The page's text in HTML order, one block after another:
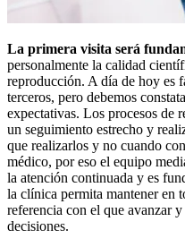
La primera visita será
personalmente la calidad
reproducción. A día de hoy es
terceros, pero debemos
expectativas. Los procesos de
un seguimiento estrecho y
que realizarlos y no cuando
médico, por eso el equipo
la atención continuada y es
la clínica permita mantener en
referencia con el que avanzar
decisiones.